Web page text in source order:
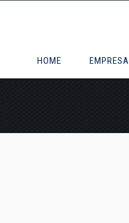
HOME EMPRESA